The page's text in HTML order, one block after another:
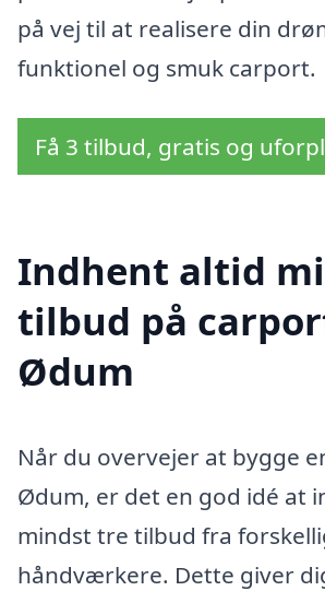
på vej til at realisere din
funktionel og smuk carport.
Få 3 tilbud, gratis og
Indhent altid
tilbud på
Ødum
Når du overvejer at bygge
Ødum, er det en god idé at
mindst tre tilbud fra
håndværkere. Dette giver